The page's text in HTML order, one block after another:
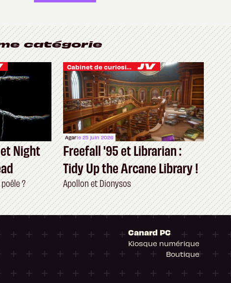
catégorie
Night
?
Cabinet de curiosités
Agarle 25 juin 2026
Freefall '95 et Librarian :
Tidy Up the Arcane Library !
Apollon et Dionysos
Canard PC
Kiosque numérique
Boutique